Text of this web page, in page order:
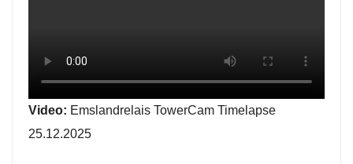
Video: Emslandrelais TowerCam Timelapse
25.12.2025